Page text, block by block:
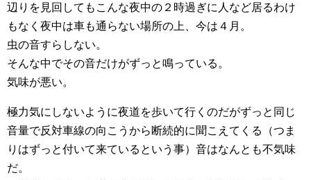
辺りを見回してもこんな夜中の２時過ぎに人など居るわけ
もなく夜中は車も通らない場所の上、今は４月。
虫の音すらしない。
そんな中でその音だけがずっと鳴っている。
気味が悪い。
極力気にしないように夜道を歩いて行くのだがずっと同じ
音量で反対車線の向こうから断続的に聞こえてくる（つま
りはずっと付いて来ているという事）音はなんとも不気味
だ。